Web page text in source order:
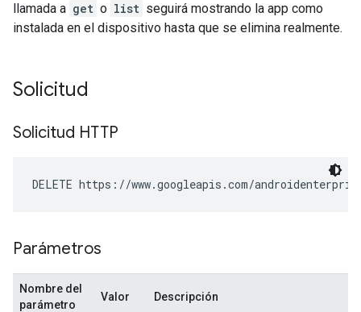
llamada a get o list seguirá mostrando la app como
instalada en el dispositivo hasta que se elimina realmente.
Solicitud
Solicitud HTTP
DELETE https://www.googleapis.com/
Parámetros
Nombre del
parámetro
Valor Descripción